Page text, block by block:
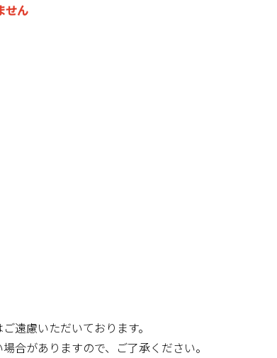
せん
遠慮いただいております。
合がありますので、ご了承ください。